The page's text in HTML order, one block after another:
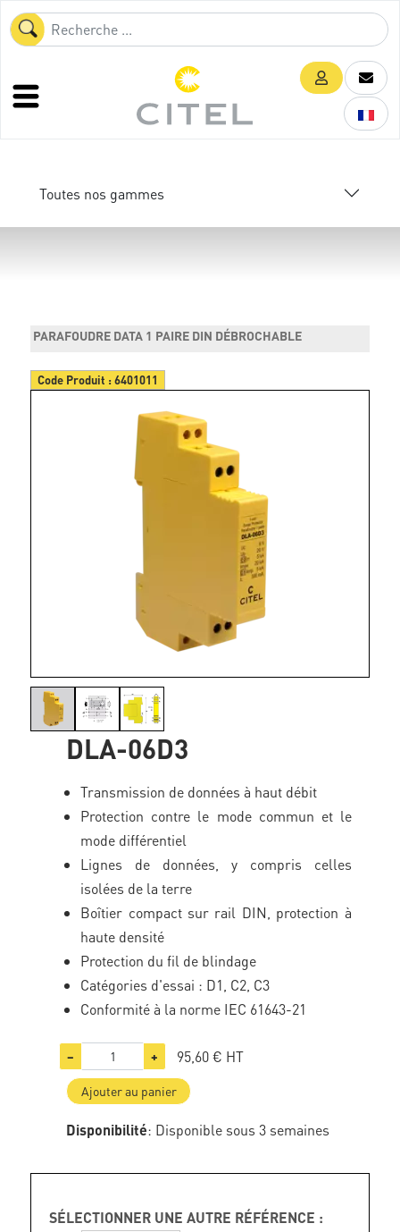
Toutes nos gammes
PARAFOUDRE DATA 1 PAIRE DIN DÉBROCHABLE
Code Produit :6401011
DLA-06D3
Transmission de données à haut débit
Protection contre le mode commun et le
mode différentiel
Lignes de données, y compris celles
isolées de la terre
Boîtier compact sur rail DIN, protection à
haute densité
Protection du fil de blindage
Catégories d'essai : D1, C2, C3
Conformité à la norme IEC 61643-21
− + 95,60 € HT
Ajouter au panier
Disponibilité: Disponible sous 3 semaines
SÉLECTIONNER UNE AUTRE RÉFÉRENCE :